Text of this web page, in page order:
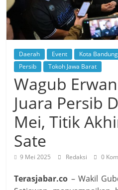
Daerah Event Kota Bandung
Persib
Tokoh Jawa Barat
Wagub
Juara Persib
Mei, Titik
Sate
9 Mei 2025 Redaksi 0
Terasjabar.co – Wakil